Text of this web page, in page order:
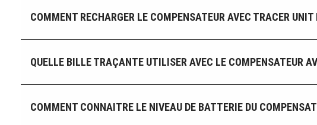
COMMENT RECHARGER LE COMPENSATEUR AVEC TRACER
QUELLE BILLE TRAÇANTE UTILISER AVEC LE COMPENSATEUR
COMMENT CONNAITRE LE NIVEAU DE BATTERIE DU